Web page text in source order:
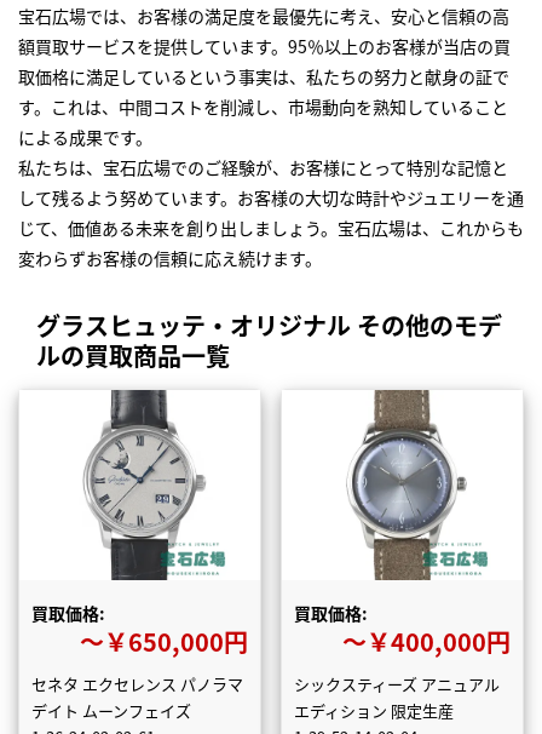
宝石広場では、お客様の満足度を最優先に考え、安心と信頼の高
額買取サービスを提供しています。95％以上のお客様が当店の買
取価格に満足しているという事実は、私たちの努力と献身の証で
す。これは、中間コストを削減し、市場動向を熟知していること
による成果です。
私たちは、宝石広場でのご経験が、お客様にとって特別な記憶と
して残るよう努めています。お客様の大切な時計やジュエリーを通
じて、価値ある未来を創り出しましょう。宝石広場は、これからも
変わらずお客様の信頼に応え続けます。
グラスヒュッテ・オリジナル その他のモデ
ルの買取商品一覧
買取価格:
〜￥650,000円
セネタ エクセレンス パノラマ
デイト ムーンフェイズ
買取価格:
〜￥400,000円
シックスティーズ アニュアル
エディション 限定生産